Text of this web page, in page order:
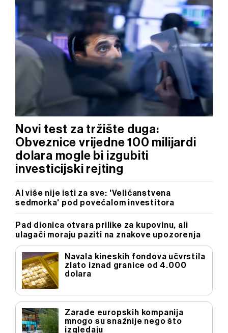
Novi test za tržište duga:
Obveznice vrijedne 100 milijardi
dolara mogle bi izgubiti
investicijski rejting
AI više nije isti za sve: 'Veličanstvena
sedmorka' pod povećalom investitora
Pad dionica otvara prilike za kupovinu, ali
ulagači moraju paziti na znakove upozorenja
Navala kineskih fondova učvrstila
zlato iznad granice od 4.000
dolara
Zarade europskih kompanija
mnogo su snažnije nego što
izgledaju